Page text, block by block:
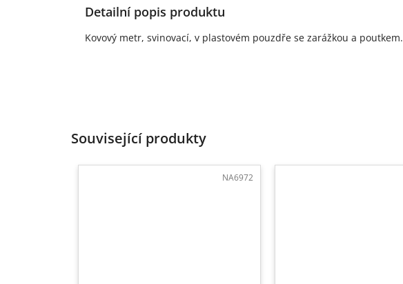
Související produkty
NA6972
Detailní popis produktu
Kovový metr, svinovací, v plastovém pouzdře se zarážkou a poutkem.